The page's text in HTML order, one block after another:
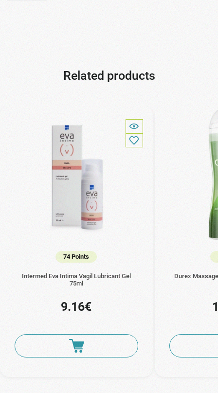
Related products
74 Points
Intermed Eva Intima Vagil Lubricant Gel
75ml
9.16€
Durex